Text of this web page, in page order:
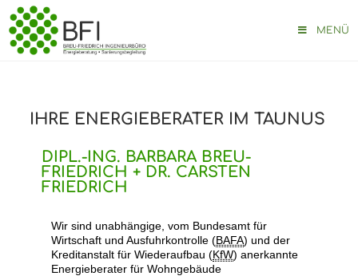
MENÜ
IHRE ENERGIEBERATER IM TAUNUS
DIPL.-ING. BARBARA BREU-
FRIEDRICH + DR. CARSTEN
FRIEDRICH
Wir sind unabhängige, vom Bundesamt für
Wirtschaft und Ausfuhrkontrolle (BAFA) und der
Kreditanstalt für Wiederaufbau (KfW) anerkannte
Energieberater für Wohngebäude